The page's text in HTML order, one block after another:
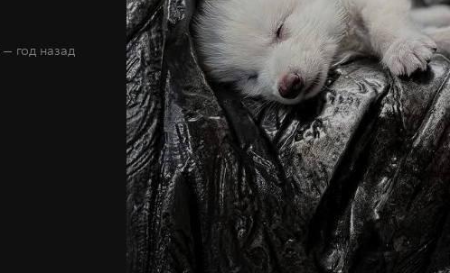
— год назад